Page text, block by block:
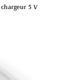
chargeur 5 V